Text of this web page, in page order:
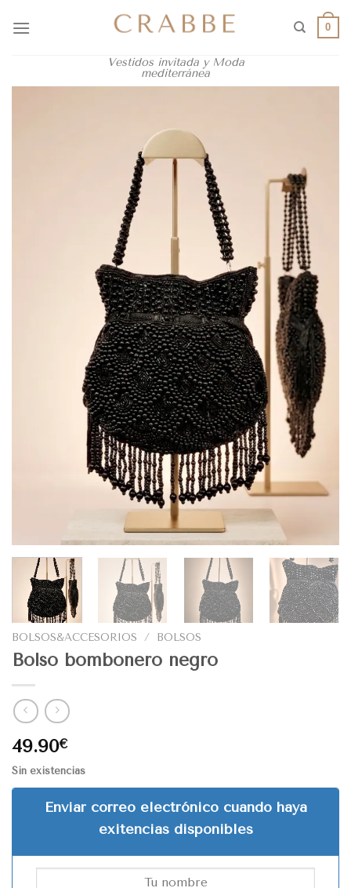
Vestidos invitada y Moda
mediterránea
0
BOLSOS&ACCESORIOS / BOLSOS
Bolso bombonero negro
49.90€
Sin existencias
Enviar correo electrónico cuando haya
exitencias disponibles